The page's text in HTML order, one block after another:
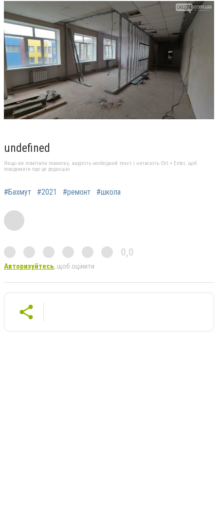
undefined
Якщо ви помітили помилку, виділіть необхідний текст і натисніть Ctrl + Enter, щоб
повідомити про це редакцію
#Бахмут #2021 #ремонт #школа
0,0
Авторизуйтесь, щоб оцінити